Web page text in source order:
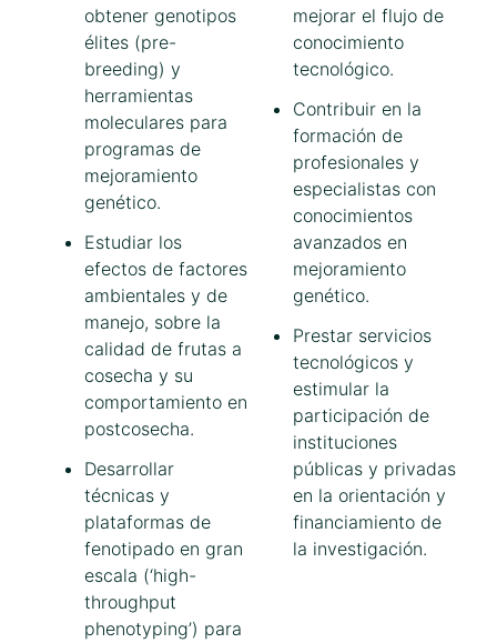
obtener genotipos
élites (pre-
breeding) y
herramientas
moleculares para
programas de
mejoramiento
genético.
Estudiar los
efectos de factores
ambientales y de
manejo, sobre la
calidad de frutas a
cosecha y su
comportamiento en
postcosecha.
Desarrollar
técnicas y
plataformas de
fenotipado en gran
escala (‘high-
throughput
phenotyping’) para
mejorar el flujo de
conocimiento
tecnológico.
Contribuir en la
formación de
profesionales y
especialistas con
conocimientos
avanzados en
mejoramiento
genético.
Prestar servicios
tecnológicos y
estimular la
participación de
instituciones
públicas y privadas
en la orientación y
financiamiento de
la investigación.